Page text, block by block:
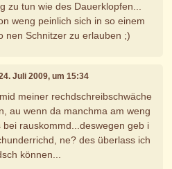
zu tun wie des Dauerklopfen...
weng peinlich sich in so einem
nen Schnitzer zu erlauben ;)
Juli 2009, um 15:34
meiner rechdschreibschwäche
au wenn da manchma am weng
bei rauskommd...deswegen geb i
ne? des überlass ich
können...